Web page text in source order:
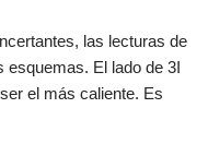
las lecturas de
El lado de 3I
el más caliente. Es